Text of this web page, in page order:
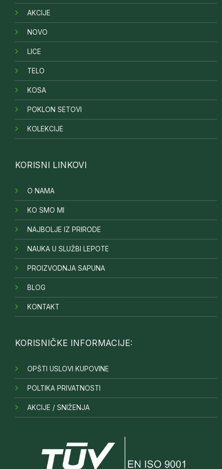
AKCIJE
NOVO
LICE
TELO
KOSA
POKLON SETOVI
KOLEKCIJE
KORISNI LINKOVI
O NAMA
KO SMO MI
NAJBOLJE IZ PRIRODE
NAUKA U SLUŽBI LEPOTE
PROIZVODNJA SAPUNA
BLOG
KONTAKT
KORISNIČKE INFORMACIJE:
OPŠTI USLOVI KUPOVINE
POLTIKA PRIVATNOSTI
AKCIJE / SNIŽENJA